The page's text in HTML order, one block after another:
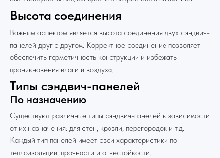
Высота соединения
Важным аспектом является высота соединения двух сэндвич-
панелей друг с другом. Корректное соединение позволяет
обеспечить герметичность конструкции и избежать
проникновения влаги и воздуха.
Типы сэндвич-панелей
По назначению
Существуют различные типы сэндвич-панелей в зависимости
от их назначения: для стен, кровли, перегородок и т.д.
Каждый тип панелей имеет свои характеристики по
теплоизоляции, прочности и огнестойкости.